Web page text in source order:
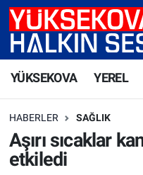
YÜKSEKOVA YEREL
HABERLER SAĞLIK
Aşırı sıcaklar
etkiledi
Yüksekova Nöbetçi
Yüksekova Trafik
Süper Lig Puan